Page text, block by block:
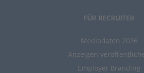
FÜR RECRUITER
Mediadaten 2026
Anzeigen
Employer Branding